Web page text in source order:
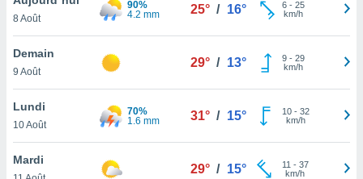
et
»,
au
vous
qu'ils
ou
8 Août
90%
4.2 mm
25° / 16° 6- 25
km/h
Demain
9 Août
29° / 13° 9- 29
km/h
Lundi
10 Août
70%
1.6 mm
31° / 15° 10- 32
km/h
Mardi
29° / 15° 11 - 37
km/h